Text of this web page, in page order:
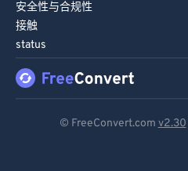
安全性与合规性
接触
status
© FreeConvert.com v2.30